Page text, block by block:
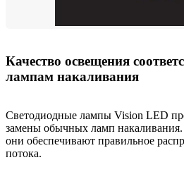
Качество освещения
лампам накаливания
Светодиодные лампы Vision LED
замены обычных ламп
они обеспечивают правильное
потока.